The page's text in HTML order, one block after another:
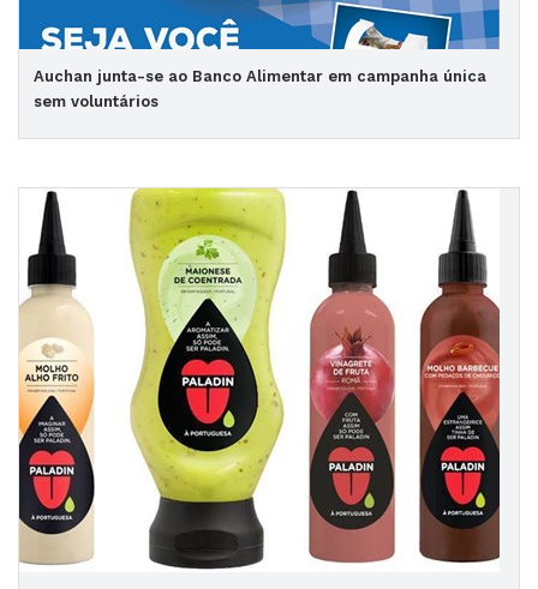
Auchan junta-se ao Banco Alimentar em campanha única
sem voluntários